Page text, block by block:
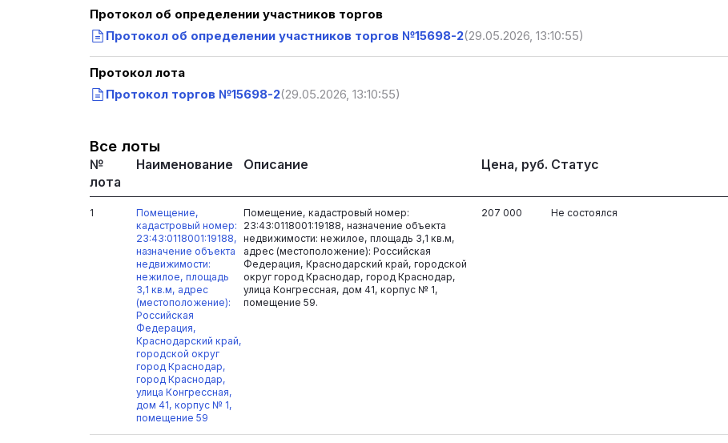
Протокол об определении участников торгов
Протокол об определении участников торгов №15698-2(29.05.2026, 13:10:55)
Протокол лота
Протокол торгов №15698-2(29.05.2026, 13:10:55)
Все лоты
№
лота
Наименование Описание Цена, руб. Статус
1
Помещение,
кадастровый номер:
23:43:0118001:19188,
назначение объекта
недвижимости:
нежилое, площадь
3,1 кв.м, адрес
(местоположение):
Российская
Федерация,
Краснодарский край,
городской округ
город Краснодар,
город Краснодар,
улица Конгрессная,
дом 41, корпус № 1,
помещение 59
Помещение, кадастровый номер:
23:43:0118001:19188, назначение объекта
недвижимости: нежилое, площадь 3,1 кв.м,
адрес (местоположение): Российская
Федерация, Краснодарский край, городской
округ город Краснодар, город Краснодар,
улица Конгрессная, дом 41, корпус № 1,
помещение 59.
207 000 Не состоялся